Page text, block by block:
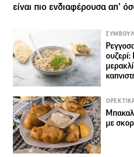
είναι πιο ενδιαφέρουσα απ’
με